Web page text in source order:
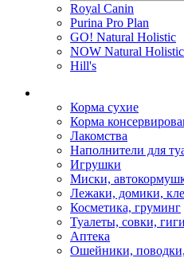
Royal Canin
Purina Pro Plan
GO! Natural Holistic
NOW Natural Holistic
Hill's
Корма сухие
Корма
Лакомства
Наполнители для
Игрушки
Миски,
Лежаки, домики,
Косметика, груминг
Туалеты, совки,
Аптека
Ошейники, поводки,